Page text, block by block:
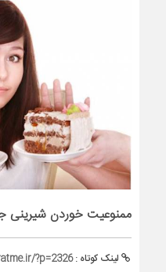
ممنوعیت خوردن شیرینی
لینک کوتاه :?p=2326